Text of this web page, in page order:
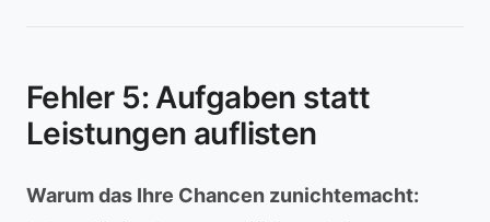
Fehler 5: Aufgaben statt
Leistungen auflisten
Warum das Ihre Chancen zunichtemacht: